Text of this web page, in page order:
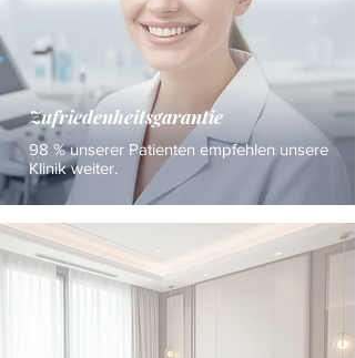
Zufriedenheitsgarantie
98 % unserer Patienten empfehlen unsere
Klinik weiter.